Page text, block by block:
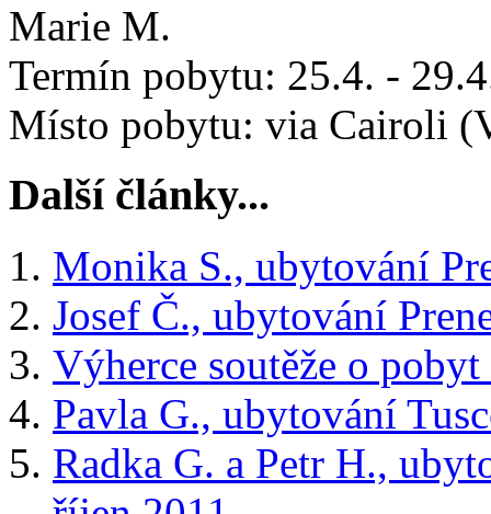
Marie M.
Termín pobytu: 25.4. -
Místo pobytu: via Cairoli
Další články...
Monika S., ubytování
Josef Č., ubytování
Výherce soutěže o
Pavla G., ubytování
Radka G. a Petr H.,